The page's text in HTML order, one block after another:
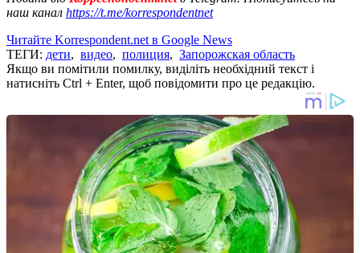
наш канал https://t.me/korrespondentnet
Читайте Korrespondent.net в Google News
ТЕГИ: дети, видео, полиция, Запорожская область
Якщо ви помітили помилку, виділіть необхідний текст і
натисніть Ctrl + Enter, щоб повідомити про це редакцію.